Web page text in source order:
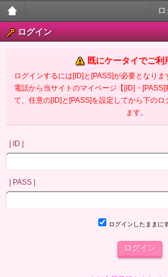
大人
ータ
イ官
ログイン
既にケータイでご利
ログインするには[ID]と[PASS]が必要となり
電話から当サイトのマイページ【[ID]・
て、任意の[ID]と[PASS]を設定してから下の
ます。
| ID |
| PASS |
ログインしたままに